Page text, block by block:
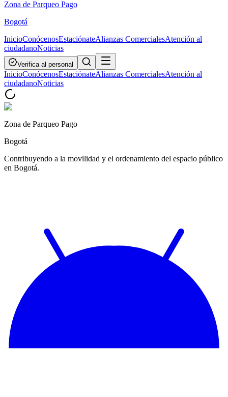
Zona de Parqueo Pago
Bogotá
InicioConócenosEstaciónateAlianzas ComercialesAtención al
ciudadanoNoticias
Verifica al personal
InicioConócenosEstaciónateAlianzas ComercialesAtención al
ciudadanoNoticias
Zona de Parqueo Pago
Bogotá
Contribuyendo a la movilidad y el ordenamiento del espacio público
en Bogotá.